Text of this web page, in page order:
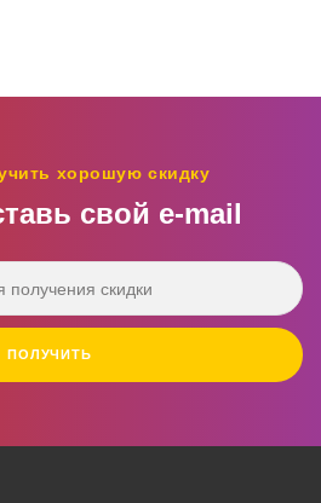
хорошую скидку
свой e‑mail
ПОЛУЧИТЬ